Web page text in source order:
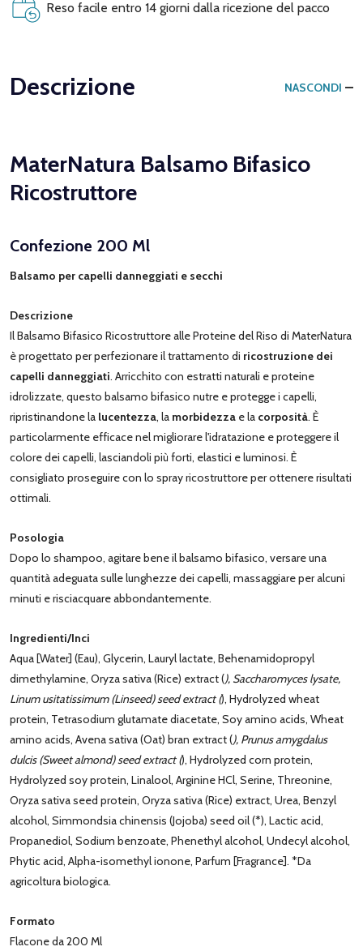
Reso facile entro 14 giorni dalla ricezione del pacco
Descrizione NASCONDI
MaterNatura Balsamo Bifasico
Ricostruttore
Confezione 200 Ml
Balsamo per capelli danneggiati e secchi
Descrizione
Il Balsamo Bifasico Ricostruttore alle Proteine del Riso di MaterNatura
è progettato per perfezionare il trattamento di ricostruzione dei
capelli danneggiati. Arricchito con estratti naturali e proteine
idrolizzate, questo balsamo bifasico nutre e protegge i capelli,
ripristinandone la lucentezza, la morbidezza e la corposità. È
particolarmente efficace nel migliorare l'idratazione e proteggere il
colore dei capelli, lasciandoli più forti, elastici e luminosi. È
consigliato proseguire con lo spray ricostruttore per ottenere risultati
ottimali.
Posologia
Dopo lo shampoo, agitare bene il balsamo bifasico, versare una
quantità adeguata sulle lunghezze dei capelli, massaggiare per alcuni
minuti e risciacquare abbondantemente.
Ingredienti/Inci
Aqua [Water] (Eau), Glycerin, Lauryl lactate, Behenamidopropyl
dimethylamine, Oryza sativa (Rice) extract (), Saccharomyces lysate,
Linum usitatissimum (Linseed) seed extract (), Hydrolyzed wheat
protein, Tetrasodium glutamate diacetate, Soy amino acids, Wheat
amino acids, Avena sativa (Oat) bran extract (), Prunus amygdalus
dulcis (Sweet almond) seed extract (), Hydrolyzed corn protein,
Hydrolyzed soy protein, Linalool, Arginine HCl, Serine, Threonine,
Oryza sativa seed protein, Oryza sativa (Rice) extract, Urea, Benzyl
alcohol, Simmondsia chinensis (Jojoba) seed oil (*), Lactic acid,
Propanediol, Sodium benzoate, Phenethyl alcohol, Undecyl alcohol,
Phytic acid, Alpha-isomethyl ionone, Parfum [Fragrance]. *Da
agricoltura biologica.
Formato
Flacone da 200 Ml